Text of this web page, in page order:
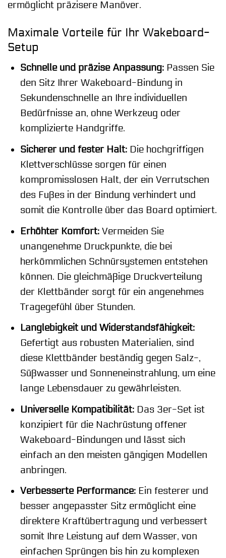
ermöglicht präzisere Manöver.
Maximale Vorteile für Ihr Wakeboard-
Setup
Schnelle und präzise Anpassung:Passen Sie
den Sitz Ihrer Wakeboard-Bindung in
Sekundenschnelle an Ihre individuellen
Bedürfnisse an, ohne Werkzeug oder
komplizierte Handgriffe.
Sicherer und fester Halt:Die hochgriffigen
Klettverschlüsse sorgen für einen
kompromisslosen Halt, der ein Verrutschen
des Fußes in der Bindung verhindert und
somit die Kontrolle über das Board optimiert.
Erhöhter Komfort:Vermeiden Sie
unangenehme Druckpunkte, die bei
herkömmlichen Schnürsystemen entstehen
können. Die gleichmäßige Druckverteilung
der Klettbänder sorgt für ein angenehmes
Tragegefühl über Stunden.
Langlebigkeit und Widerstandsfähigkeit:
Gefertigt aus robusten Materialien, sind
diese Klettbänder beständig gegen Salz-,
Süßwasser und Sonneneinstrahlung, um eine
lange Lebensdauer zu gewährleisten.
Universelle Kompatibilität:Das 3er-Set ist
konzipiert für die Nachrüstung offener
Wakeboard-Bindungen und lässt sich
einfach an den meisten gängigen Modellen
anbringen.
Verbesserte Performance:Ein festerer und
besser angepasster Sitz ermöglicht eine
direktere Kraftübertragung und verbessert
somit Ihre Leistung auf dem Wasser, von
einfachen Sprüngen bis hin zu komplexen